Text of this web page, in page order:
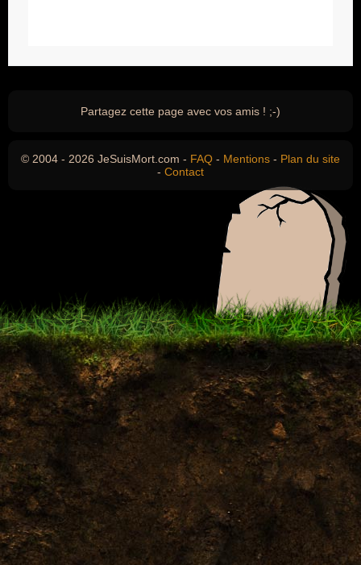
Partagez cette page avec vos amis ! ;-)
© 2004 - 2026 JeSuisMort.com - FAQ - Mentions - Plan du site
- Contact